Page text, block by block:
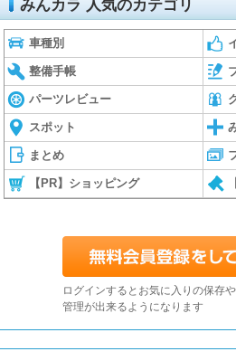
みんカラ 人気のカテゴリ
車種別
整備手帳
パーツレビュー
スポット
まとめ
【PR】ショッピング
ログインするとお気に入りの保存
管理が出来るようになります